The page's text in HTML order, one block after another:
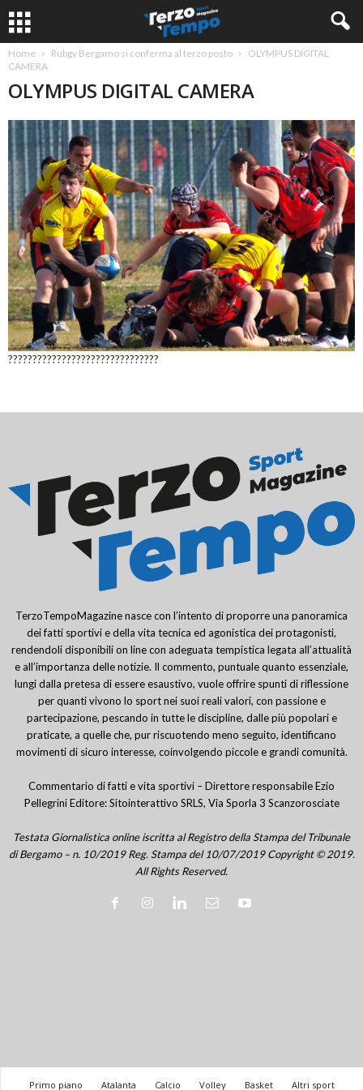
Home Rubgy Bergamo si conferma al terzo posto
OLYMPUS DIGITAL
CAMERA
OLYMPUS DIGITAL CAMERA
???????????????????????????????
TerzoTempoMagazine nasce con l’intento di proporre una panoramica
dei fatti sportivi e della vita tecnica ed agonistica dei protagonisti,
rendendoli disponibili on line con adeguata tempistica legata all’attualità
e all’importanza delle notizie. Il commento, puntuale quanto essenziale,
lungi dalla pretesa di essere esaustivo, vuole offrire spunti di riflessione
per quanti vivono lo sport nei suoi reali valori, con passione e
partecipazione, pescando in tutte le discipline, dalle più popolari e
praticate, a quelle che, pur riscuotendo meno seguito, identificano
movimenti di sicuro interesse, coinvolgendo piccole e grandi comunità.
Commentario di fatti e vita sportivi – Direttore responsabile Ezio
Pellegrini Editore: Sitointerattivo SRLS, Via Sporla 3 Scanzorosciate
Testata Giornalistica online iscritta al Registro della Stampa del Tribunale
di Bergamo – n. 10/2019 Reg. Stampa del 10/07/2019 Copyright © 2019.
All Rights Reserved.
Primo piano Atalanta Calcio Volley Basket Altri sport